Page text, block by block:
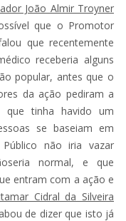
João Almir Troyner
que o Promotor
que recentemente
receberia alguns
popular, antes que o
da ação pediram a
que tinha havido um
se baseiam em
não iria vazar
normal, e que
entram com a ação e
Cidral da Silveira
de dizer que isto já